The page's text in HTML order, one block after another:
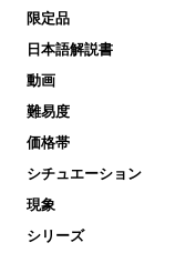
限定品
日本語解説書
動画
難易度
価格帯
シチュエーション
現象
シリーズ